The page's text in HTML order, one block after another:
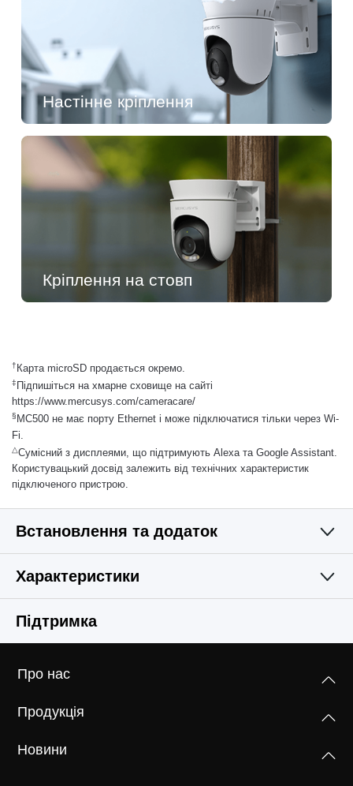
Настінне кріплення
Кріплення на стовп
† Карта microSD продається окремо.
‡ Підпишіться на хмарне сховище на сайті
https://www.mercusys.com/cameracare/
§ MC500 не має порту Ethernet і може підключатися тільки через Wi-
Fi.
△Сумісний з дисплеями, що підтримують Alexa та Google Assistant.
Користувацький досвід залежить від технічних характеристик
підключеного пристрою.
Встановлення та додаток
Простий і функціональний
Характеристики
Камера
1/32'' Прогресивний скануючий CMOS-сенсор, що не є
Об'єктив
1920× 1080 px
128-бітне шифрування AES із SSL/TLS
Підтримка
Про нас
Продукція
Новини